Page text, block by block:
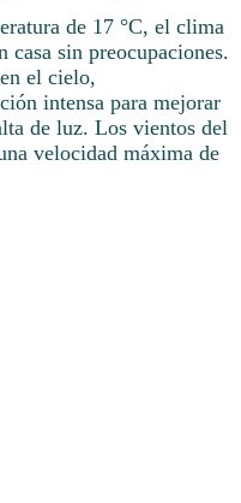
de 17 °C, el clima
casa sin preocupaciones.
el cielo,
intensa para mejorar
de luz. Los vientos del
velocidad máxima de